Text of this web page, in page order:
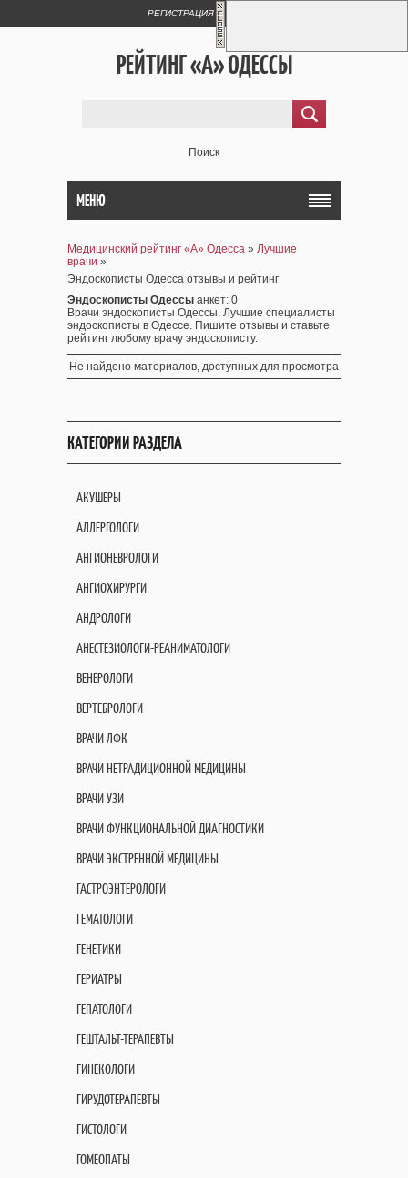
РЕГИСТРАЦИЯ
РЕЙТИНГ «А» ОДЕССЫ
Поиск
МЕНЮ
Медицинский рейтинг «А» Одесса » Лучшие
врачи »
Эндоскописты Одесса отзывы и рейтинг
Эндоскописты Одессы анкет: 0
Врачи эндоскописты Одессы. Лучшие специалисты
эндоскописты в Одессе. Пишите отзывы и ставьте
рейтинг любому врачу эндоскописту.
Не найдено материалов, доступных для просмотра
КАТЕГОРИИ РАЗДЕЛА
АКУШЕРЫ
АЛЛЕРГОЛОГИ
АНГИОНЕВРОЛОГИ
АНГИОХИРУРГИ
АНДРОЛОГИ
АНЕСТЕЗИОЛОГИ-РЕАНИМАТОЛОГИ
ВЕНЕРОЛОГИ
ВЕРТЕБРОЛОГИ
ВРАЧИ ЛФК
ВРАЧИ НЕТРАДИЦИОННОЙ МЕДИЦИНЫ
ВРАЧИ УЗИ
ВРАЧИ ФУНКЦИОНАЛЬНОЙ ДИАГНОСТИКИ
ВРАЧИ ЭКСТРЕННОЙ МЕДИЦИНЫ
ГАСТРОЭНТЕРОЛОГИ
ГЕМАТОЛОГИ
ГЕНЕТИКИ
ГЕРИАТРЫ
ГЕПАТОЛОГИ
ГЕШТАЛЬТ-ТЕРАПЕВТЫ
ГИНЕКОЛОГИ
ГИРУДОТЕРАПЕВТЫ
ГИСТОЛОГИ
ГОМЕОПАТЫ